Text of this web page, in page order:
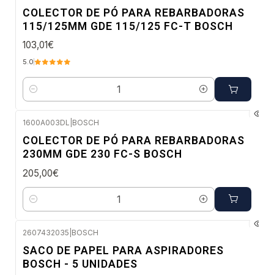
COLECTOR DE PÓ PARA REBARBADORAS
115/125MM GDE 115/125 FC-T BOSCH
103,01€
5.0
Quantidade
1600A003DL BOSCH
COLECTOR DE PÓ PARA REBARBADORAS
230MM GDE 230 FC-S BOSCH
205,00€
Quantidade
2607432035 BOSCH
SACO DE PAPEL PARA ASPIRADORES
BOSCH - 5 UNIDADES